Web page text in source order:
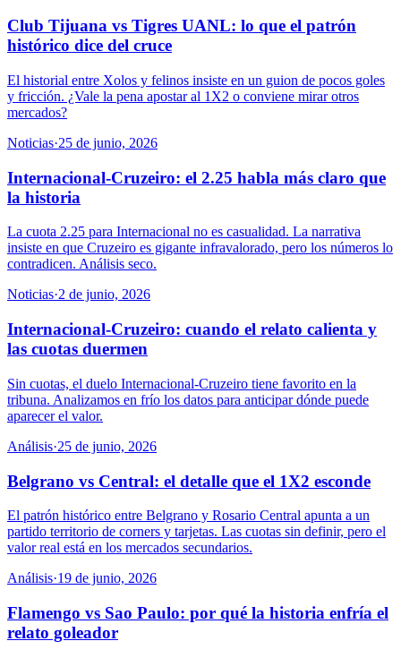
Club Tijuana vs Tigres UANL: lo que el patrón
histórico dice del cruce
El historial entre Xolos y felinos insiste en un guion de pocos goles
y fricción. ¿Vale la pena apostar al 1X2 o conviene mirar otros
mercados?
Noticias·25 de junio, 2026
Internacional-Cruzeiro: el 2.25 habla más claro que
la historia
La cuota 2.25 para Internacional no es casualidad. La narrativa
insiste en que Cruzeiro es gigante infravalorado, pero los números lo
contradicen. Análisis seco.
Noticias·2 de junio, 2026
Internacional-Cruzeiro: cuando el relato calienta y
las cuotas duermen
Sin cuotas, el duelo Internacional-Cruzeiro tiene favorito en la
tribuna. Analizamos en frío los datos para anticipar dónde puede
aparecer el valor.
Análisis·25 de junio, 2026
Belgrano vs Central: el detalle que el 1X2 esconde
El patrón histórico entre Belgrano y Rosario Central apunta a un
partido territorio de corners y tarjetas. Las cuotas sin definir, pero el
valor real está en los mercados secundarios.
Análisis·19 de junio, 2026
Flamengo vs Sao Paulo: por qué la historia enfría el
relato goleador